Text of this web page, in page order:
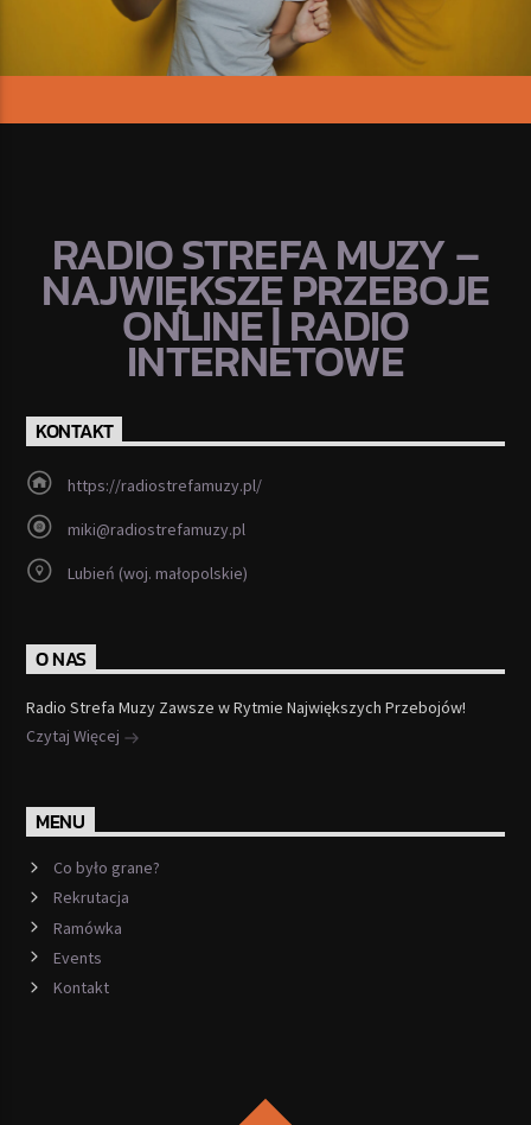
RADIO STREFA MUZY –
NAJWIĘKSZE PRZEBOJE
ONLINE | RADIO
INTERNETOWE
KONTAKT
https://radiostrefamuzy.pl/
miki@radiostrefamuzy.pl
Lubień (woj. małopolskie)
O NAS
Radio Strefa Muzy Zawsze w Rytmie Największych Przebojów!
Czytaj Więcej
MENU
Co było grane?
Rekrutacja
Ramówka
Events
Kontakt